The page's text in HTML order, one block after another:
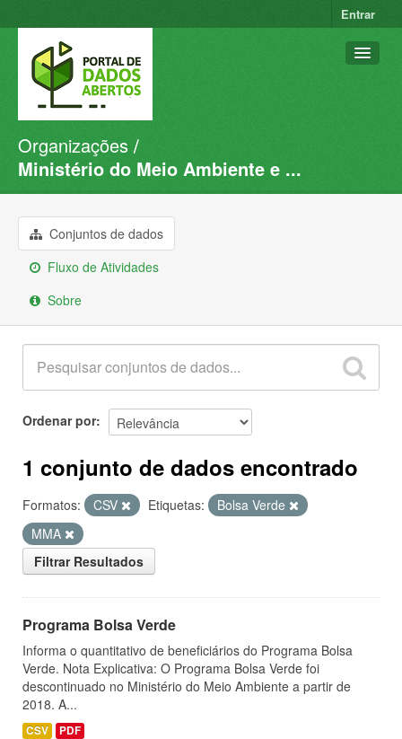
Entrar
Conjuntos de dados
Organizações
Sobre
Organizações
Ministério do Meio Ambiente e ...
Conjuntos de dados
Fluxo de Atividades
Sobre
Ordenar por
1 conjunto de dados encontrado
Formatos: CSV Etiquetas:
Bolsa Verde
MMA
Filtrar Resultados
Programa Bolsa Verde
Informa o quantitativo de beneficiários do Programa Bolsa
Verde. Nota Explicativa: O Programa Bolsa Verde foi
descontinuado no Ministério do Meio Ambiente a partir de
2018. A...
CSV PDF